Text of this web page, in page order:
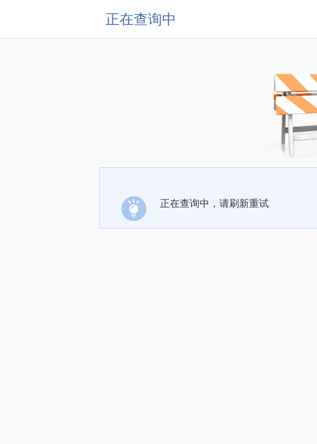
正在查询中
正在查询中，请刷新重试